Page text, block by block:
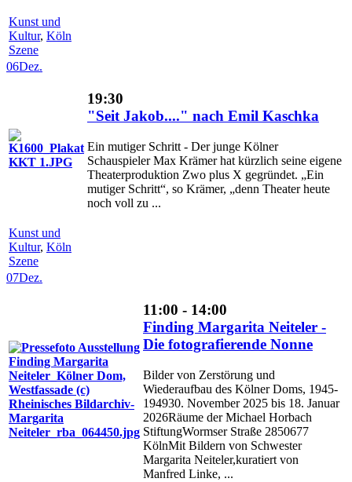
Kunst und
Kultur, Köln
Szene
06Dez.
19:30
"Seit Jakob...." nach Emil Kaschka
Ein mutiger Schritt - Der junge Kölner
Schauspieler Max Krämer hat kürzlich seine eigene
Theaterproduktion Zwo plus X gegründet. „Ein
mutiger Schritt“, so Krämer, „denn Theater heute
noch voll zu ...
Kunst und
Kultur, Köln
Szene
07Dez.
11:00 - 14:00
Finding Margarita Neiteler -
Die fotografierende Nonne
Bilder von Zerstörung und
Wiederaufbau des Kölner Doms, 1945-
194930. November 2025 bis 18. Januar
2026Räume der Michael Horbach
StiftungWormser Straße 2850677
KölnMit Bildern von Schwester
Margarita Neiteler,kuratiert von
Manfred Linke, ...